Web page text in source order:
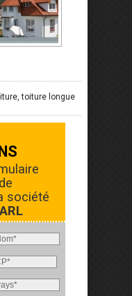
toiture longue
société